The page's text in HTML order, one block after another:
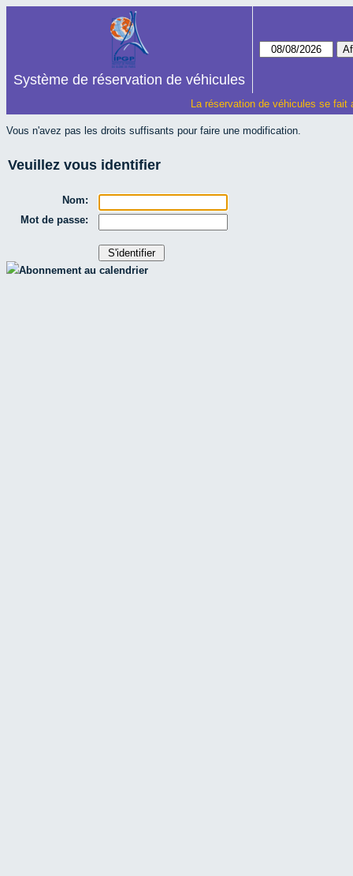
Système de réservation de véhicules
La réservation de véhicules se
Vous n'avez pas les droits suffisants pour faire une modification.
Veuillez vous identifier
Nom:
Mot de passe:
Abonnement au calendrier